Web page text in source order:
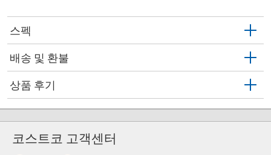
스펙
배송 및 환불
상품 후기
코스트코 고객센터